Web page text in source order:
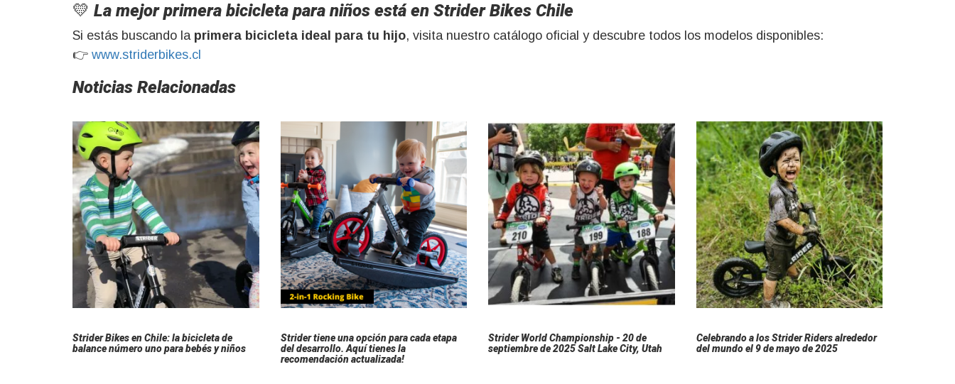
💛 La mejor primera bicicleta para niños está en Strider Bikes Chile
Si estás buscando la primera bicicleta ideal para tu hijo, visita nuestro catálogo oficial y descubre todos los modelos disponibles:
👉 www.striderbikes.cl
Noticias Relacionadas
Strider Bikes en Chile: la bicicleta de
balance número uno para bebés y niños
Strider tiene una opción para cada etapa
del desarrollo. Aquí tienes la
recomendación actualizada!
Strider World Championship - 20 de
septiembre de 2025 Salt Lake City, Utah
Celebrando a los Strider Riders alrededor
del mundo el 9 de mayo de 2025